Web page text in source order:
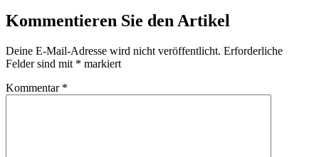
Kommentieren Sie den Artikel
Deine E-Mail-Adresse wird nicht veröffentlicht. Erforderliche
Felder sind mit * markiert
Kommentar *